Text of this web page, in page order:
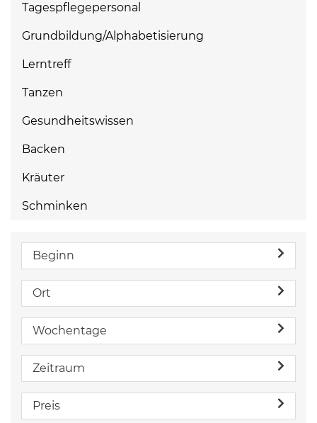
Tagespflegepersonal
Grundbildung/Alphabetisierung
Lerntreff
Tanzen
Gesundheitswissen
Backen
Kräuter
Schminken
Beginn
Ort
Wochentage
Zeitraum
Preis